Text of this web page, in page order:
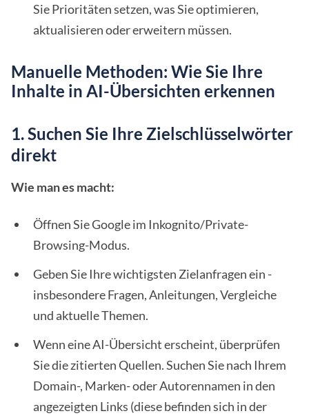
Sie Prioritäten setzen, was Sie optimieren,
aktualisieren oder erweitern müssen.
Manuelle Methoden: Wie Sie Ihre
Inhalte in AI-Übersichten erkennen
1. Suchen Sie Ihre Zielschlüsselwörter
direkt
Wie man es macht:
Öffnen Sie Google im Inkognito/Private-
Browsing-Modus.
Geben Sie Ihre wichtigsten Zielanfragen ein -
insbesondere Fragen, Anleitungen, Vergleiche
und aktuelle Themen.
Wenn eine AI-Übersicht erscheint, überprüfen
Sie die zitierten Quellen. Suchen Sie nach Ihrem
Domain-, Marken- oder Autorennamen in den
angezeigten Links (diese befinden sich in der